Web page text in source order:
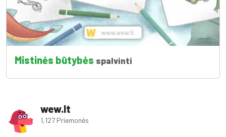
Mistinės būtybės spalvinti
wew.lt
1,127 Priemonės